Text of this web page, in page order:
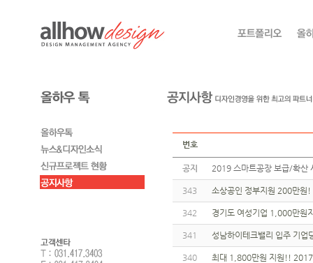
번호
공지 2019 스마트공장 보급/확
343 소상공인 정부지원 200만원
342 경기도 여성기업 1,000만원
341 성남하이테크밸리 입주 기
340 최대 1,800만원 지원!! 2017